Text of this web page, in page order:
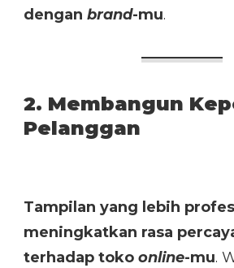
dengan brand-mu.
2. Membangun
Pelanggan
Tampilan yang lebih
meningkatkan rasa
terhadap toko online-mu.